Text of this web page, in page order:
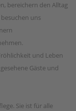
bereichern den Alltag
uns
und Leben
Gäste und
Sie ist für alle